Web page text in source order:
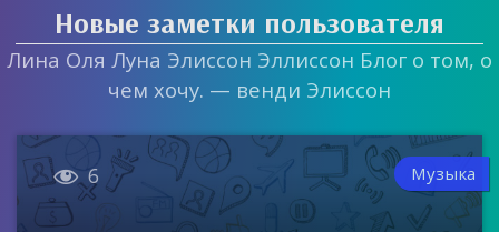
Новые заметки пользователя
Лина Оля Луна Элиссон Эллиссон Блог о том, о
чем хочу. — венди Элиссон
 6 Музыка